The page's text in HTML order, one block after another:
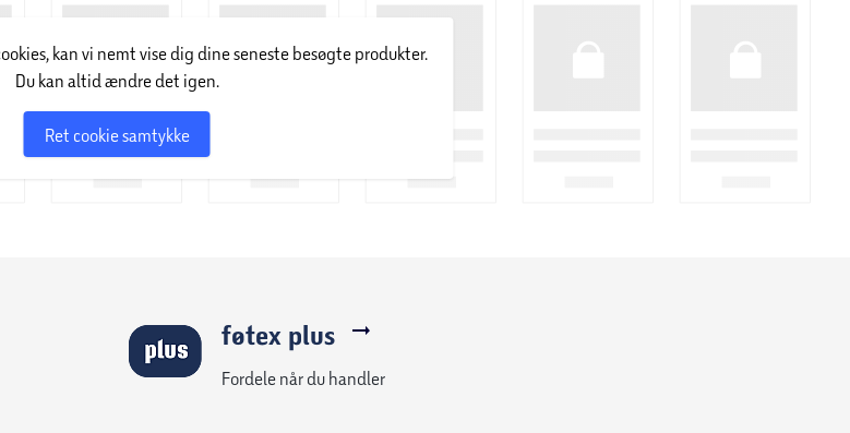
kan vi nemt vise dig dine seneste besøgte produkter.
Du kan altid ændre det igen.
Ret cookie samtykke
føtex plus
Fordele når du handler